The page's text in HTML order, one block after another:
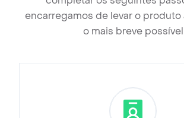
encarregamos de levar o produto
o mais breve possível